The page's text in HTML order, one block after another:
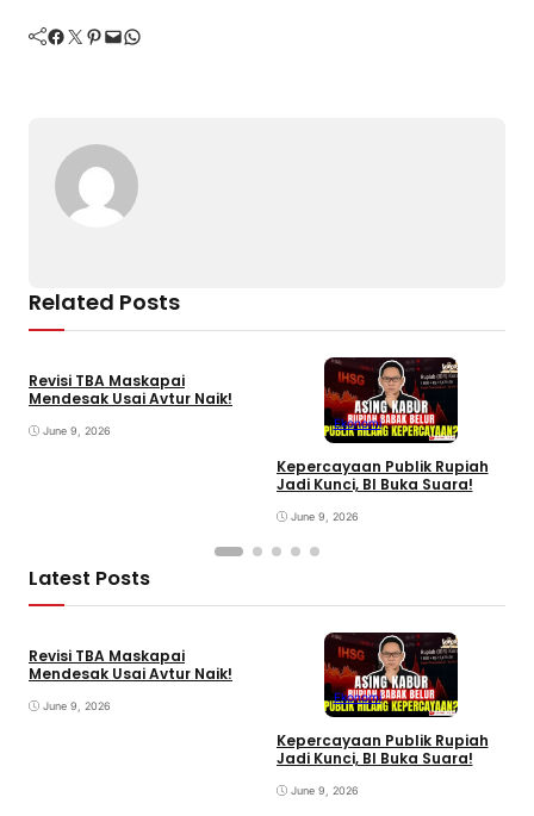
Facebook Twitter Pinterest Mail WhatsApp
Related Posts
Revisi TBA Maskapai
Mendesak Usai Avtur Naik!
June 9, 2026
Ekonomi
Kepercayaan Publik Rupiah
Jadi Kunci, BI Buka Suara!
June 9, 2026
Latest Posts
Revisi TBA Maskapai
Mendesak Usai Avtur Naik!
June 9, 2026
Ekonomi
Kepercayaan Publik Rupiah
Jadi Kunci, BI Buka Suara!
June 9, 2026